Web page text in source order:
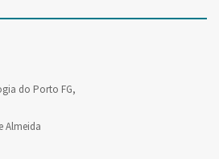
do Porto FG,
Almeida